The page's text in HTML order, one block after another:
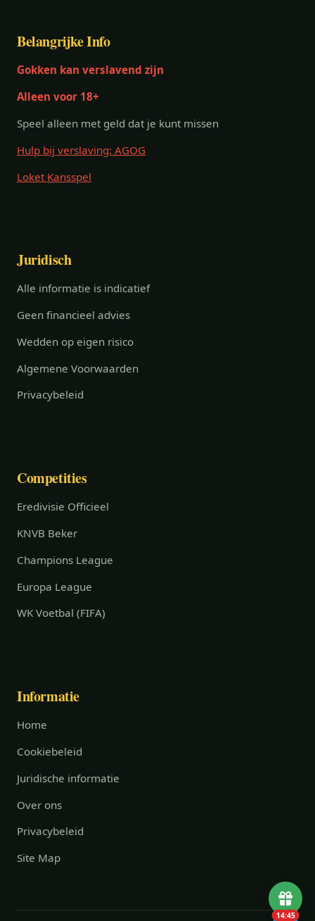
Belangrijke Info
Gokken kan verslavend zijn
Alleen voor 18+
Speel alleen met geld dat je kunt missen
Hulp bij verslaving: AGOG
Loket Kansspel
Juridisch
Alle informatie is indicatief
Geen financieel advies
Wedden op eigen risico
Algemene Voorwaarden
Privacybeleid
Competities
Eredivisie Officieel
KNVB Beker
Champions League
Europa League
WK Voetbal (FIFA)
Informatie
Home
Cookiebeleid
Juridische informatie
Over ons
Privacybeleid
Site Map
14:44